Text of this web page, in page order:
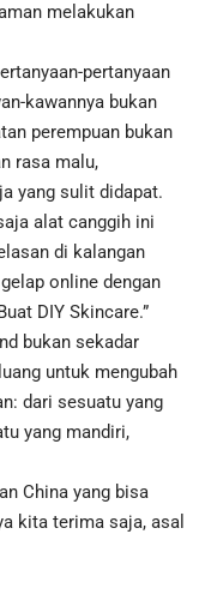
melakukan
pertanyaan
kawannya bukan
perempuan bukan
rasa malu,
yang sulit didapat.
alat canggih ini
di kalangan
online dengan
DIY Skincare.”
bukan sekadar
untuk mengubah
dari sesuatu yang
yang mandiri,
China yang bisa
kita terima saja, asal